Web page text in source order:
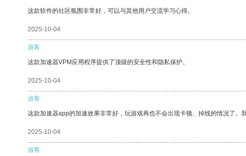
这款软件的社区氛围非常好，可以与其他用户交流学习心得。
2025-10-04
游客
这款加速器VPM应用程序提供了顶级的安全性和隐私保护。
2025-10-04
游客
这款加速器app的加速效果非常好，玩游戏再也不会出现卡顿、掉线的情况了。
2025-10-04
游客